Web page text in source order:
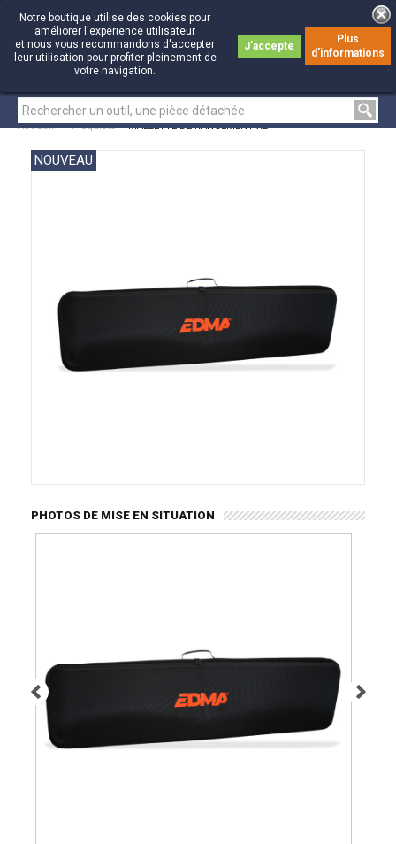
0
0
Notre boutique utilise des cookies pour
améliorer l'expérience utilisateur
et nous vous recommandons d'accepter
leur utilisation pour profiter pleinement de
votre navigation.
J'accepte
Plus
d'informations
Accueil > Plaquiste > MALLETTE DE RANGEMENT XL
NOUVEAU
PHOTOS DE MISE EN SITUATION